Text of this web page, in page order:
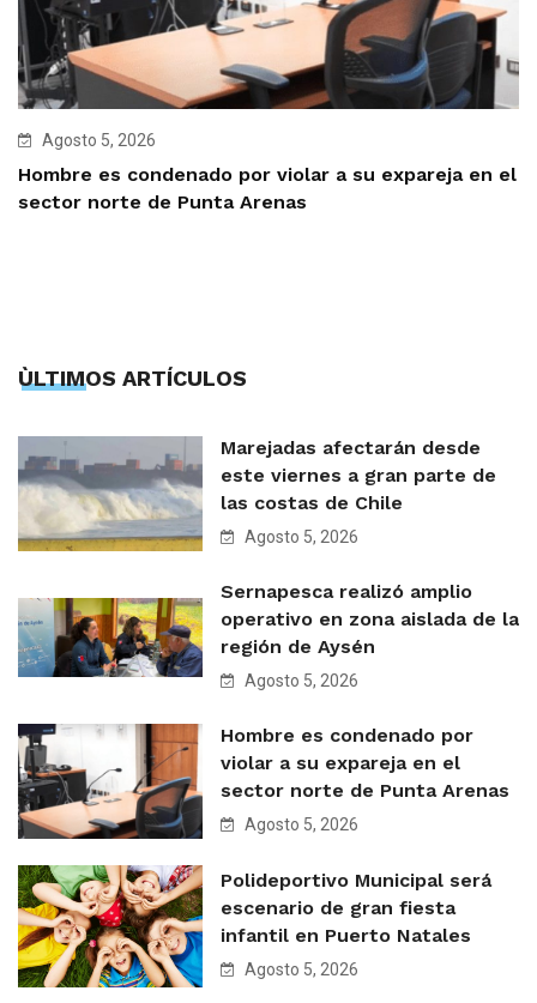
Agosto 5, 2026
Hombre es condenado por violar a su expareja en el
sector norte de Punta Arenas
ÙLTIMOS ARTÍCULOS
Marejadas afectarán desde
este viernes a gran parte de
las costas de Chile
Agosto 5, 2026
Sernapesca realizó amplio
operativo en zona aislada de la
región de Aysén
Agosto 5, 2026
Hombre es condenado por
violar a su expareja en el
sector norte de Punta Arenas
Agosto 5, 2026
Polideportivo Municipal será
escenario de gran fiesta
infantil en Puerto Natales
Agosto 5, 2026